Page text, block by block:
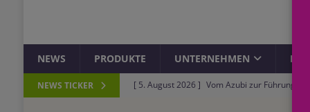
NEWS PRODUKTE UNTERNEHMEN
NEWS TICKER [ 5. August 2026 ] Vom Azubi zur